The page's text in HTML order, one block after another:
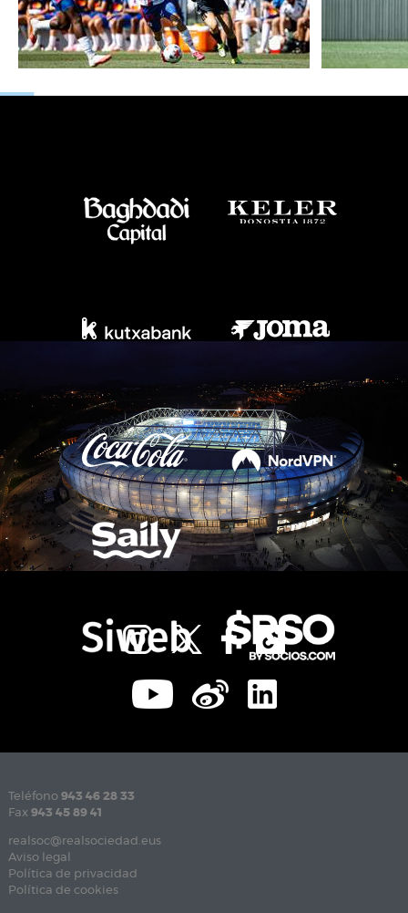
Teléfono 943 46 28 33
Fax 943 45 89 41
realsoc@realsociedad.eus
Aviso legal
Política de privacidad
Política de cookies